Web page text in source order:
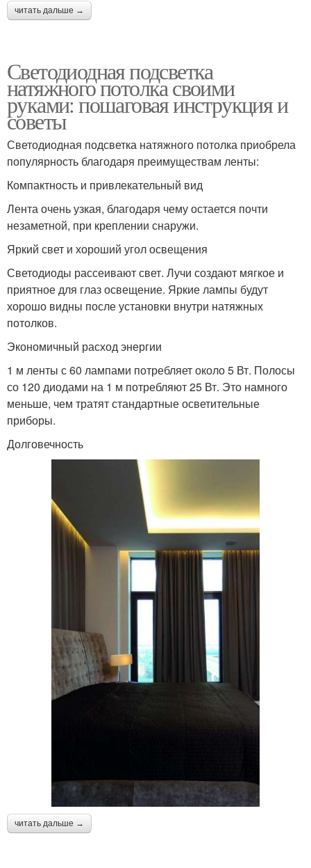
читать дальше →
Светодиодная подсветка
натяжного потолка своими
руками: пошаговая инструкция и
советы
Светодиодная подсветка натяжного потолка приобрела
популярность благодаря преимуществам ленты:
Компактность и привлекательный вид
Лента очень узкая, благодаря чему остается почти
незаметной, при креплении снаружи.
Яркий свет и хороший угол освещения
Светодиоды рассеивают свет. Лучи создают мягкое и
приятное для глаз освещение. Яркие лампы будут
хорошо видны после установки внутри натяжных
потолков.
Экономичный расход энергии
1 м ленты с 60 лампами потребляет около 5 Вт. Полосы
со 120 диодами на 1 м потребляют 25 Вт. Это намного
меньше, чем тратят стандартные осветительные
приборы.
Долговечность
читать дальше →